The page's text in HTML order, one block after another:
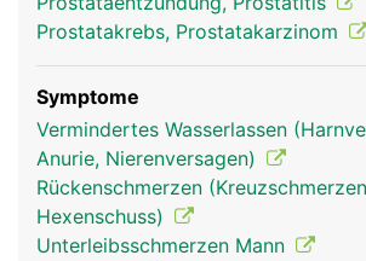
Prostatakrebs, Prostatakarzinom
Symptome
Vermindertes Wasserlassen
Anurie, Nierenversagen)
Rückenschmerzen
Hexenschuss)
Unterleibsschmerzen Mann